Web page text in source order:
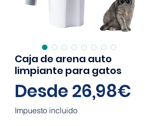
Caja de arena auto
limpiante para gatos
Desde 26,98€
Impuesto incluido